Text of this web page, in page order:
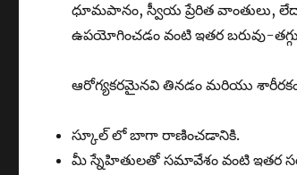
ధూమపానం, స్వీయ ప్రేరిత వాంతులు,
ఉపయోగించడం వంటి ఇతర బరువు-
ఆరోగ్యకరమైనవి తినడం మరియు
స్కూల్ లో బాగా రాణించడానికి.
మీ స్నేహితులతో సమావేశం వంటి ఇతర